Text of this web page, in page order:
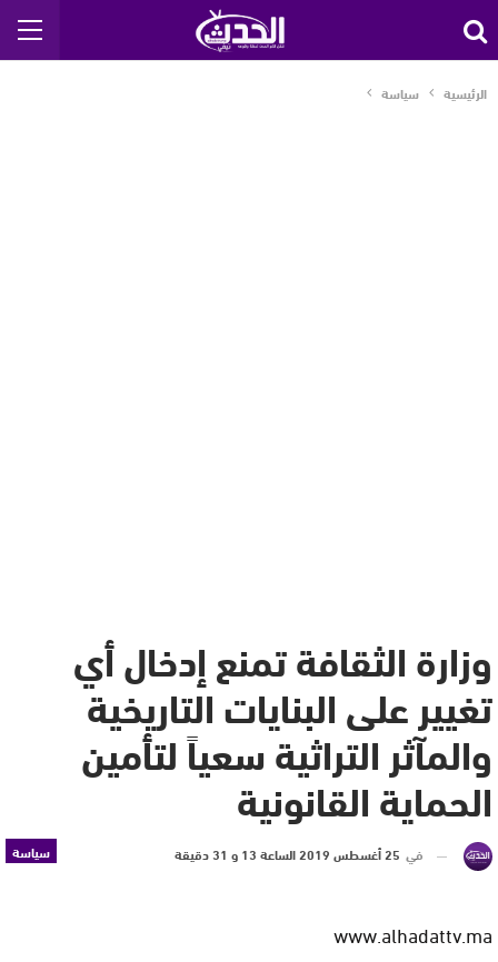
الرئيسية سياسة
وزارة الثقافة تمنع إدخال أي
تغيير على البنايات التاريخية
والمآثر التراثية سعياً لتأمين
الحماية القانونية
سياسة في 25 أغسطس 2019 الساعة 13 و 31 دقيقة
www.alhadattv.ma